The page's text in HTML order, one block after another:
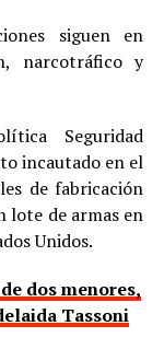
siguen en
narcotráfico y
Seguridad
incautado en el
de fabricación
lote de armas en
Unidos.
dos menores,
Tassoni